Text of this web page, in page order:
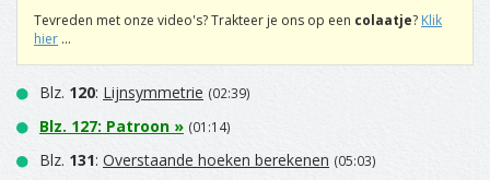
Tevreden met onze video's? Trakteer je ons op een colaatje? Klik
hier ...
Blz. 120: Lijnsymmetrie (02:39)
Blz. 127: Patroon » (01:14)
Blz. 131: Overstaande hoeken berekenen (05:03)